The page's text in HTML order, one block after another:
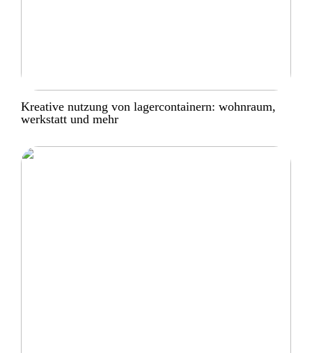
Kreative nutzung von lagercontainern: wohnraum,
werkstatt und mehr